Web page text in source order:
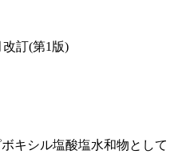
改訂(第1版)
キシル塩酸塩水和物として